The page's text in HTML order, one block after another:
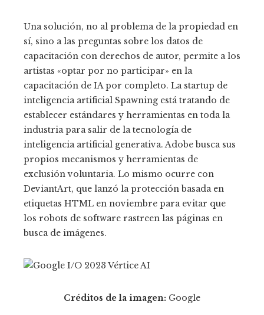
Una solución, no al problema de la propiedad en
sí, sino a las preguntas sobre los datos de
capacitación con derechos de autor, permite a los
artistas «optar por no participar» en la
capacitación de IA por completo. La startup de
inteligencia artificial Spawning está tratando de
establecer estándares y herramientas en toda la
industria para salir de la tecnología de
inteligencia artificial generativa. Adobe busca sus
propios mecanismos y herramientas de
exclusión voluntaria. Lo mismo ocurre con
DeviantArt, que lanzó la protección basada en
etiquetas HTML en noviembre para evitar que
los robots de software rastreen las páginas en
busca de imágenes.
Créditos de la imagen: Google